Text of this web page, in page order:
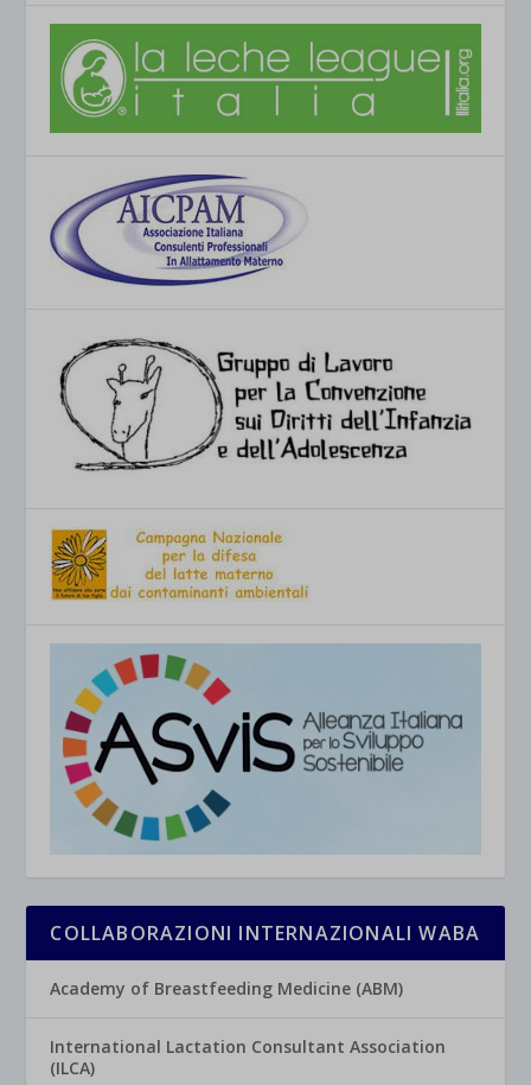
COLLABORAZIONI INTERNAZIONALI WABA
Academy of Breastfeeding Medicine (ABM)
International Lactation Consultant Association
(ILCA)